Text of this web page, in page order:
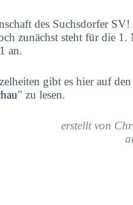
des Suchsdorfer
zunächst steht für die 1.
an.
gibt es hier auf
" zu lesen.
erstellt von